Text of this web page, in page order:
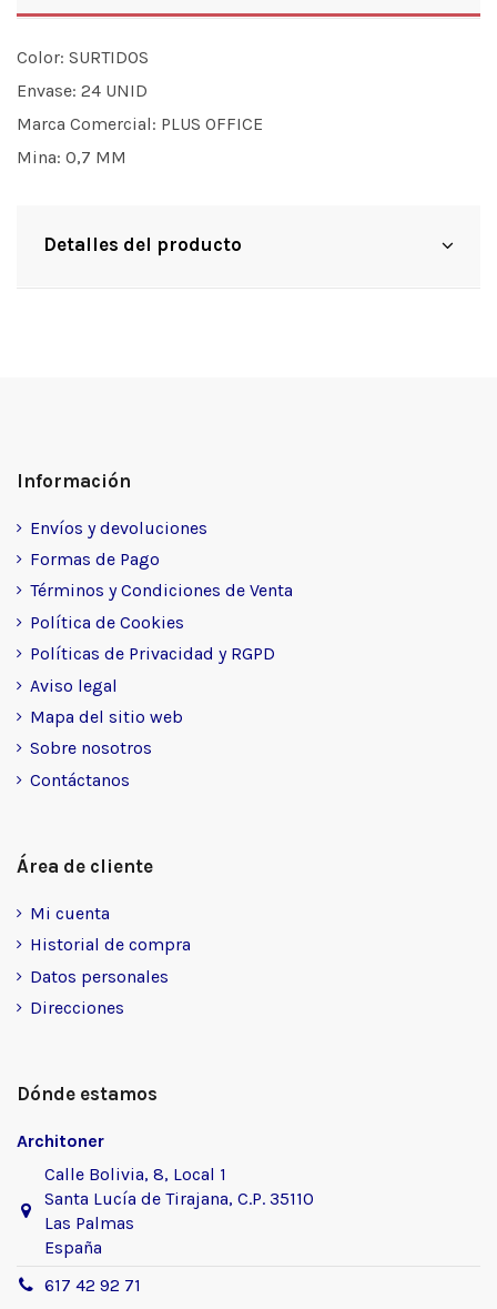
Color: SURTIDOS
Envase: 24 UNID
Marca Comercial: PLUS OFFICE
Mina: 0,7 MM
Detalles del producto
Información
Envíos y devoluciones
Formas de Pago
Términos y Condiciones de Venta
Política de Cookies
Políticas de Privacidad y RGPD
Aviso legal
Mapa del sitio web
Sobre nosotros
Contáctanos
Área de cliente
Mi cuenta
Historial de compra
Datos personales
Direcciones
Dónde estamos
Architoner
Calle Bolivia, 8, Local 1
Santa Lucía de Tirajana, C.P. 35110
Las Palmas
España
617 42 92 71